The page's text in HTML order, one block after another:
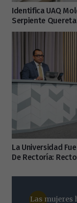
Identifica UAQ
Serpiente
La Universidad
De Rectoría:
Las mujeres